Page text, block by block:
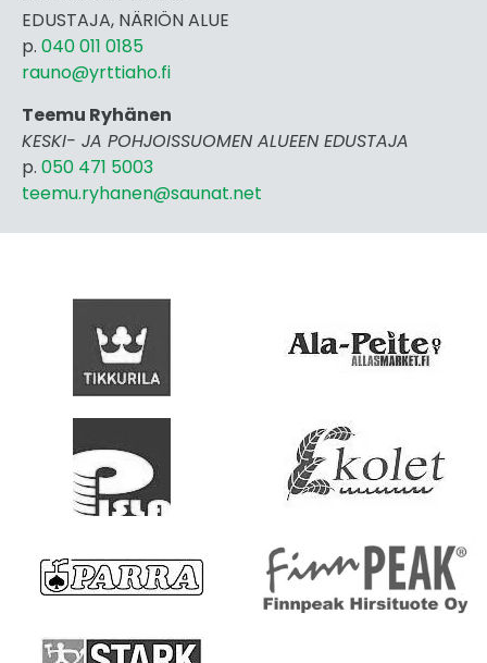
EDUSTAJA, NÄRIÖN ALUE
p. 040 011 0185
rauno@yrttiaho.fi
Teemu Ryhänen
KESKI- JA POHJOISSUOMEN ALUEEN EDUSTAJA
p. 050 471 5003
teemu.ryhanen@saunat.net